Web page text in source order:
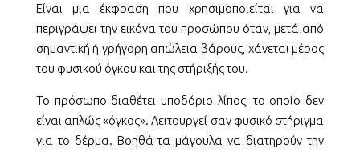
Είναι μια έκφραση που χρησιμοποιείται για να
περιγράψει την εικόνα του προσώπου όταν, μετά από
σημαντική ή γρήγορη απώλεια βάρους, χάνεται μέρος
του φυσικού όγκου και της στήριξής του.
Το πρόσωπο διαθέτει υποδόριο λίπος, το οποίο δεν
είναι απλώς «όγκος». Λειτουργεί σαν φυσικό στήριγμα
για το δέρμα. Βοηθά τα μάγουλα να διατηρούν την